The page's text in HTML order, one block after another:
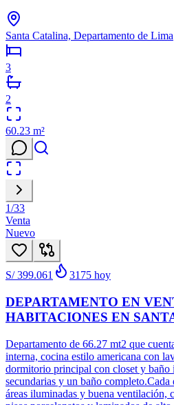
Santa Catalina, Departamento de Lima
3
2
60.23 m²
1/33
Venta
Nuevo
S/ 399.061 3175 hoy
DEPARTAMENTO EN
HABITACIONES EN
Departamento de 66.27 mt2 que
interna, cocina estilo americana con
dormitorio principal con closet y baño
secundarias y un baño completo.Cada
áreas iluminadas y buena ventilación,